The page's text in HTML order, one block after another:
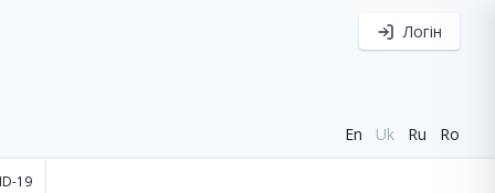
Логін
En Uk Ru Ro
19